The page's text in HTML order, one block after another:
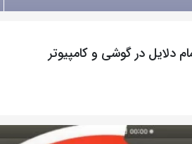
دلایل در گوشی و کامپیوتر